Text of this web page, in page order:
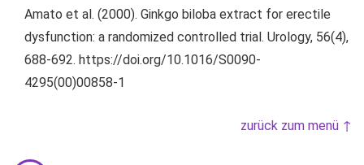
Amato et al. (2000). Ginkgo biloba extract for erectile
dysfunction: a randomized controlled trial. Urology, 56(4),
688-692. https://doi.org/10.1016/S0090-
4295(00)00858-1
zurück zum menü ↑